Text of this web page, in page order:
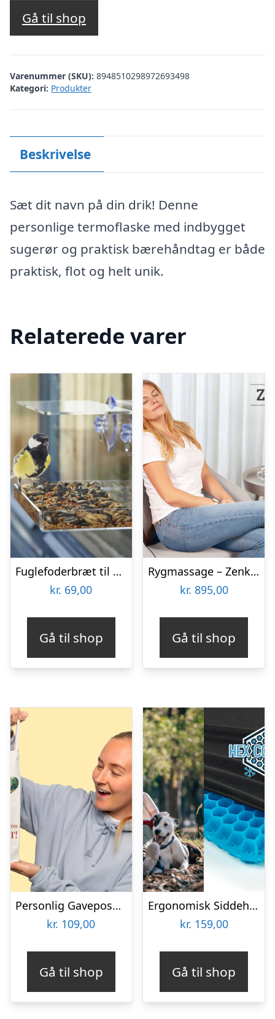
Gå til shop
Varenummer (SKU): 8948510298972693498
Kategori: Produkter
Beskrivelse
Sæt dit navn på din drik! Denne
personlige termoflaske med indbygget
sugerør og praktisk bærehåndtag er både
praktisk, flot og helt unik.
Relaterede varer
Fuglefoderbræt til Vinduet – Utenu
kr. 69,00
Gå til shop
Rygmassage – Zenkuru
kr. 895,00
Gå til shop
Personlig Gavepose til vin med Fotohjerte & Tekst
kr. 109,00
Gå til shop
Ergonomisk Siddehynde i Gel
kr. 159,00
Gå til shop